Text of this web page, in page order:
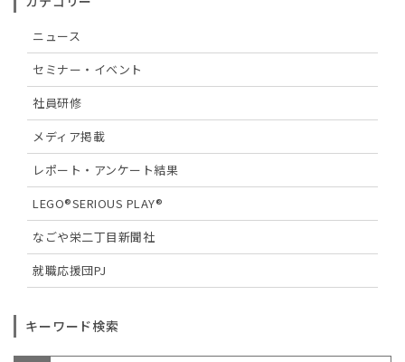
ニュース
セミナー・イベント
社員研修
メディア掲載
レポート・アンケート結果
LEGO®SERIOUS PLAY®
なごや栄二丁目新聞社
就職応援団PJ
キーワード検索